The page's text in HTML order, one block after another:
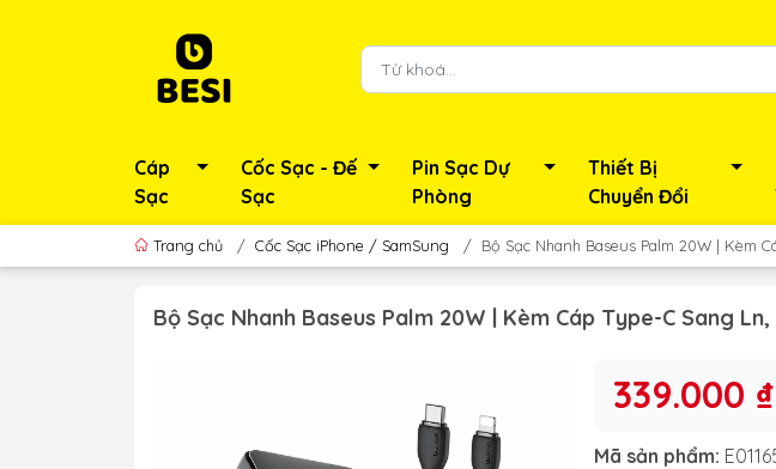
Cáp
Sạc
Cốc Sạc - Đế
Sạc
Pin Sạc Dự
Phòng
Thiết Bị
Chuyển Đổi
Trang chủ / Cốc Sạc iPhone / SamSung / Bộ Sạc Nhanh Baseus Palm 20W | Kèm
Bộ Sạc Nhanh Baseus Palm 20W | Kèm Cáp Type-C Sang
339.000 ₫
Mã sản phẩm: